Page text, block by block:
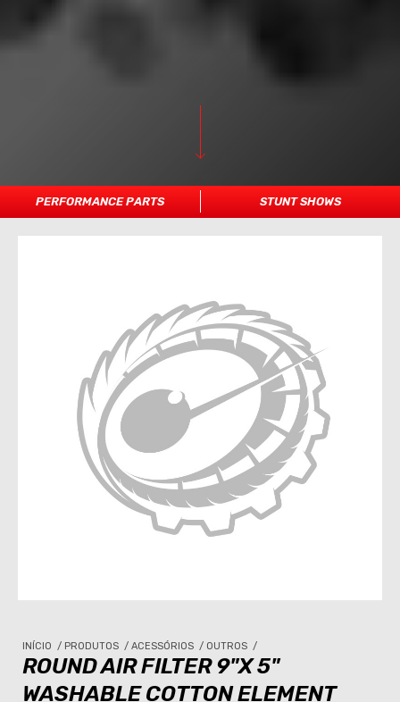
PERFORMANCE PARTS STUNT SHOWS
INÍCIO / PRODUTOS / ACESSÓRIOS / OUTROS /
ROUND AIR FILTER 9"X 5"
WASHABLE COTTON ELEMENT